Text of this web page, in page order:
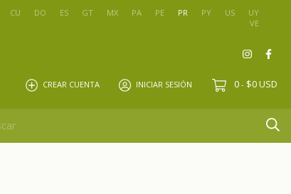
CU DO ES GT MX PA PE PR PY US
UY
VE
CREAR CUENTA INICIAR SESIÓN 0 - $0 USD